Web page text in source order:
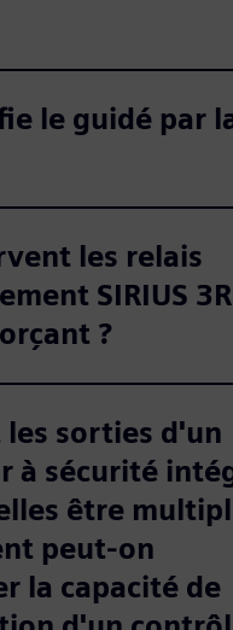
le guidé par
les relais
SIRIUS
?
les sorties d'un
à sécurité
être
peut-on
la capacité de